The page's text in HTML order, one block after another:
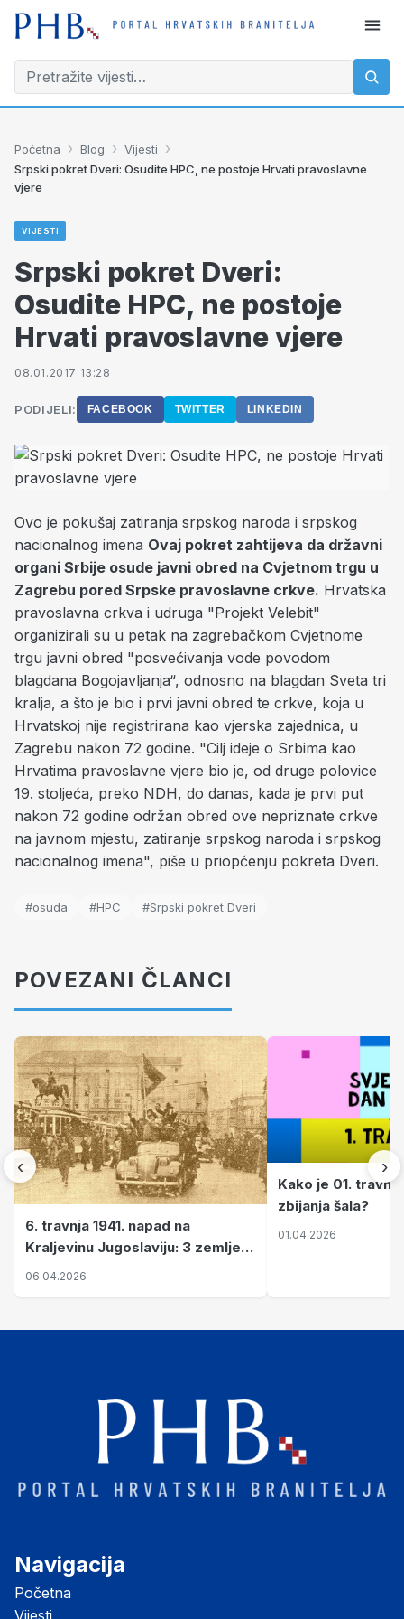
Početna › Blog › Vijesti ›
Srpski pokret Dveri: Osudite HPC, ne postoje Hrvati pravoslavne
vjere
VIJESTI
Srpski pokret Dveri:
Osudite HPC, ne postoje
Hrvati pravoslavne vjere
08.01.2017 13:28
PODIJELI: FACEBOOK TWITTER LINKEDIN
Ovo je pokušaj zatiranja srpskog naroda i srpskog
nacionalnog imena Ovaj pokret zahtijeva da državni
organi Srbije osude javni obred na Cvjetnom trgu u
Zagrebu pored Srpske pravoslavne crkve. Hrvatska
pravoslavna crkva i udruga "Projekt Velebit"
organizirali su u petak na zagrebačkom Cvjetnome
trgu javni obred "posvećivanja vode povodom
blagdana Bogojavljanja“, odnosno na blagdan Sveta tri
kralja, a što je bio i prvi javni obred te crkve, koja u
Hrvatskoj nije registrirana kao vjerska zajednica, u
Zagrebu nakon 72 godine. "Cilj ideje o Srbima kao
Hrvatima pravoslavne vjere bio je, od druge polovice
19. stoljeća, preko NDH, do danas, kada je prvi put
nakon 72 godine održan obred ove nepriznate crkve
na javnom mjestu, zatiranje srpskog naroda i srpskog
nacionalnog imena", piše u priopćenju pokreta Dveri.
#osuda #HPC #Srpski pokret Dveri
POVEZANI ČLANCI
‹
6. travnja 1941. napad na
Kraljevinu Jugoslaviju: 3 zemlje
nastale njenim raspadom
06.04.2026
Kako je 01.
zbijanja šala?
01.04.2026
›
Navigacija
Početna